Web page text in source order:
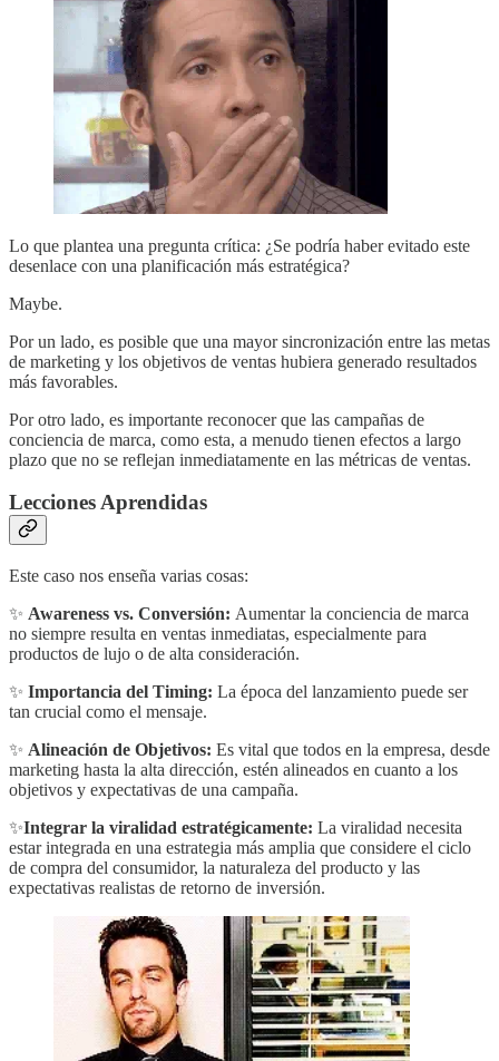
Lo que plantea una pregunta crítica: ¿Se podría haber evitado este
desenlace con una planificación más estratégica?
Maybe.
Por un lado, es posible que una mayor sincronización entre las metas
de marketing y los objetivos de ventas hubiera generado resultados
más favorables.
Por otro lado, es importante reconocer que las campañas de
conciencia de marca, como esta, a menudo tienen efectos a largo
plazo que no se reflejan inmediatamente en las métricas de ventas.
Lecciones Aprendidas
Este caso nos enseña varias cosas:
✨ Awareness vs. Conversión: Aumentar la conciencia de marca
no siempre resulta en ventas inmediatas, especialmente para
productos de lujo o de alta consideración.
✨ Importancia del Timing: La época del lanzamiento puede ser
tan crucial como el mensaje.
✨ Alineación de Objetivos: Es vital que todos en la empresa, desde
marketing hasta la alta dirección, estén alineados en cuanto a los
objetivos y expectativas de una campaña.
✨Integrar la viralidad estratégicamente: La viralidad necesita
estar integrada en una estrategia más amplia que considere el ciclo
de compra del consumidor, la naturaleza del producto y las
expectativas realistas de retorno de inversión.